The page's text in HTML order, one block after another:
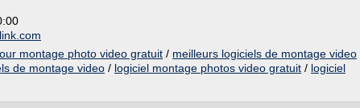
montage photo video gratuit / meilleurs logiciels de montage video
de montage video / logiciel montage photos video gratuit / logiciel